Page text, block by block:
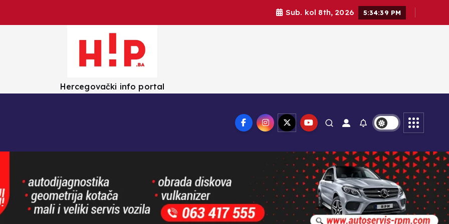
Sub. kol 8th, 2026 5:34:40 PM
Hercegovački info portal